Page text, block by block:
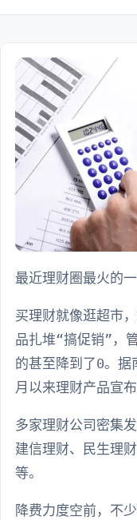
最近理财圈最火的
买理财就像逛超市
品扎堆“搞促销”，
的甚至降到了0。
月以来理财产品宣
多家理财公司密集
建信理财、民生理
等。
降费力度空前，不